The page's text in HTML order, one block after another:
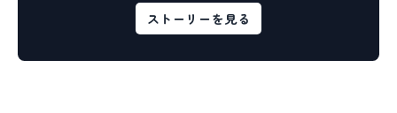
ストーリーを見る